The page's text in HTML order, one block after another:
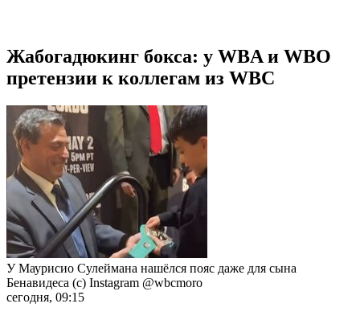
Жабогадюкинг бокса: у WBA и WBO
претензии к коллегам из WBC
У Маурисио Сулеймана нашёлся пояс даже для сына
Бенавидеса (с) Instagram @wbcmoro
сегодня, 09:15